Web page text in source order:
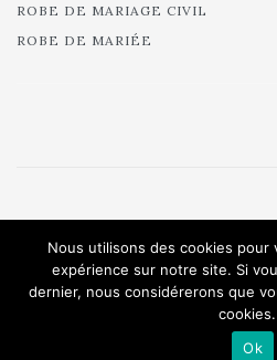
ROBE DE MARIAGE CIVIL
ROBE DE MARIÉE
All rights
Nous utilisons des cookies pour
expérience sur notre site. Si
dernier, nous considérerons que
cookies.
Ok